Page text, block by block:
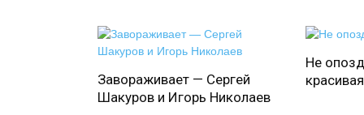
Завораживает — Сергей
Шакуров и Игорь Николаев
Не